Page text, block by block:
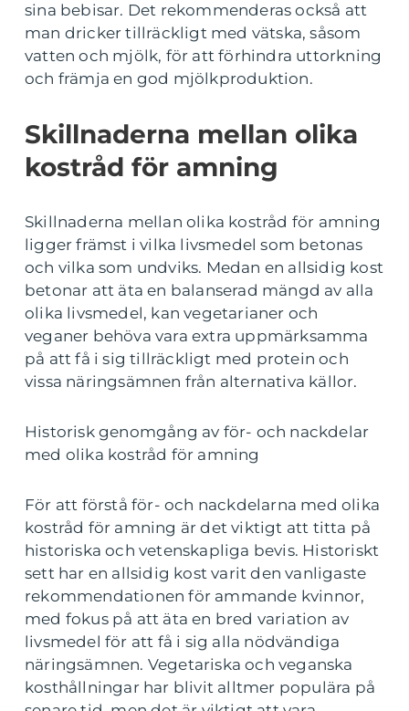
sina bebisar. Det rekommenderas också att
man dricker tillräckligt med vätska, såsom
vatten och mjölk, för att förhindra uttorkning
och främja en god mjölkproduktion.
Skillnaderna mellan olika
kostråd för amning
Skillnaderna mellan olika kostråd för amning
ligger främst i vilka livsmedel som betonas
och vilka som undviks. Medan en allsidig kost
betonar att äta en balanserad mängd av alla
olika livsmedel, kan vegetarianer och
veganer behöva vara extra uppmärksamma
på att få i sig tillräckligt med protein och
vissa näringsämnen från alternativa källor.
Historisk genomgång av för- och nackdelar
med olika kostråd för amning
För att förstå för- och nackdelarna med olika
kostråd för amning är det viktigt att titta på
historiska och vetenskapliga bevis. Historiskt
sett har en allsidig kost varit den vanligaste
rekommendationen för ammande kvinnor,
med fokus på att äta en bred variation av
livsmedel för att få i sig alla nödvändiga
näringsämnen. Vegetariska och veganska
kosthållningar har blivit alltmer populära på